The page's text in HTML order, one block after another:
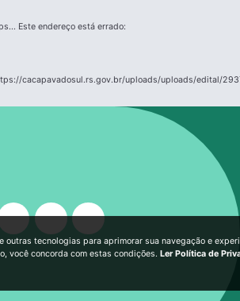
Este endereço está errado:
cacapavadosul.rs.gov.br/uploads/uploads/edital/
outras tecnologias para aprimorar sua navegação e
você concorda com estas condições. Ler Política de